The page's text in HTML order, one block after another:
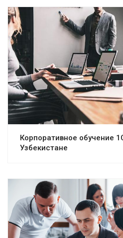
Корпоративное обучение
Узбекистане